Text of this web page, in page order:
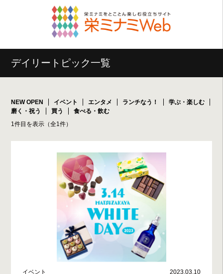
デイリートピック一覧
NEW OPEN イベント エンタメ ランチなう！
学ぶ・楽しむ
磨く・祝う
買う
食べる・飲む
1件目を表示（全1件）
イベント 2023.03.10